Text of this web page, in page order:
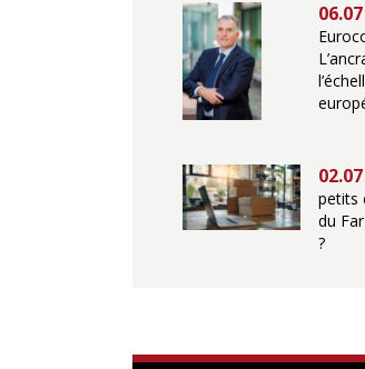
06.07
02.07
petits
du
?